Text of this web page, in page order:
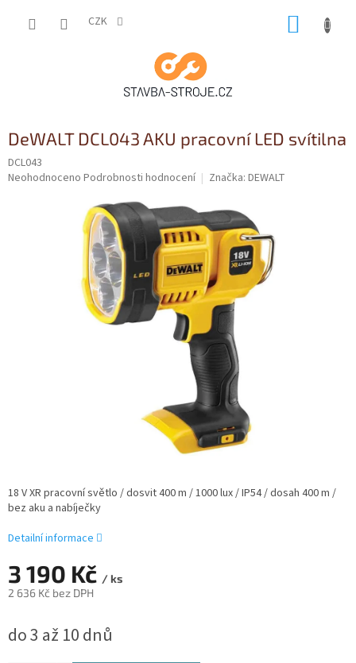
CZK
DeWALT DCL043 AKU pracovní LED svítilna
DCL043
Průměrné
Neohodnoceno Podrobnosti hodnocení Značka: DEWALT
3 190 Kč / ks
2 636 Kč bez DPH
cena:
do 3 až 10 dnů
18 V XR pracovní světlo / dosvit 400 m / 1000 lux / IP54 / dosah 400 m /
bez aku a nabíječky
Detailní informace